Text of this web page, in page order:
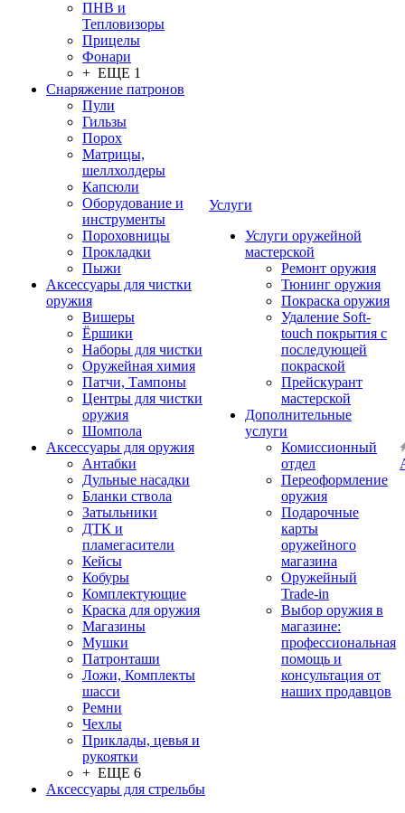
ПНВ и
Тепловизоры
Прицелы
Фонари
+ ЕЩЕ 1
Снаряжение патронов
Пули
Гильзы
Порох
Матрицы,
шеллхолдеры
Капсюли
Оборудование и
инструменты
Пороховницы
Прокладки
Пыжи
Аксессуары для чистки
оружия
Вишеры
Ёршики
Наборы для чистки
Оружейная химия
Патчи, Тампоны
Центры для чистки
оружия
Шомпола
Аксессуары для оружия
Антабки
Дульные насадки
Бланки ствола
Затыльники
ДТК и
пламегасители
Кейсы
Кобуры
Комплектующие
Краска для оружия
Магазины
Мушки
Патронташи
Ложи, Комплекты
шасси
Ремни
Чехлы
Приклады, цевья и
рукоятки
+ ЕЩЕ 6
Аксессуары для стрельбы
Услуги
Услуги оружейной
мастерской
Ремонт оружия
Тюнинг оружия
Покраска оружия
Удаление Soft-
touch покрытия с
последующей
покраской
Прейскурант
мастерской
Дополнительные
услуги
Комиссионный
отдел
Переоформление
оружия
Подарочные
карты
оружейного
магазина
Оружейный
Trade-in
Выбор оружия в
магазине:
профессиональная
помощь и
консультация от
наших продавцов